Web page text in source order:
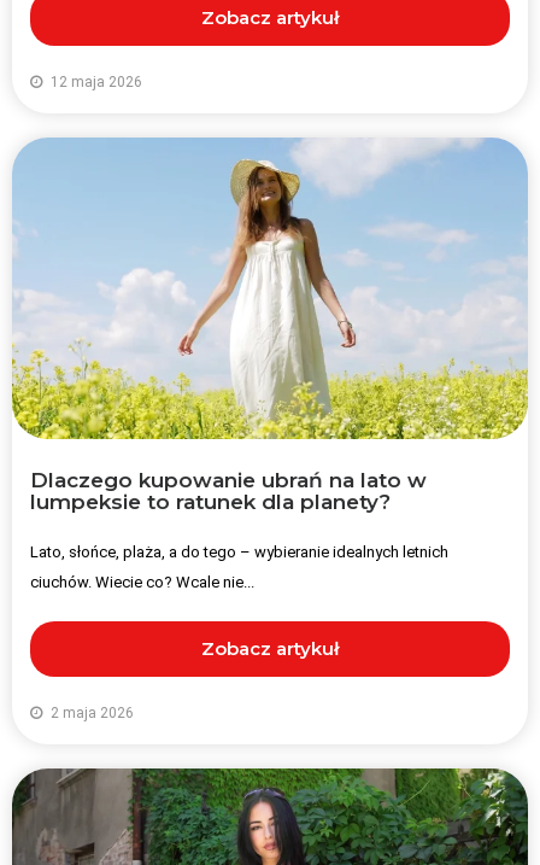
Zobacz artykuł
12 maja 2026
Dlaczego kupowanie ubrań na lato w
lumpeksie to ratunek dla planety?
Lato, słońce, plaża, a do tego – wybieranie idealnych letnich
ciuchów. Wiecie co? Wcale nie...
Zobacz artykuł
2 maja 2026